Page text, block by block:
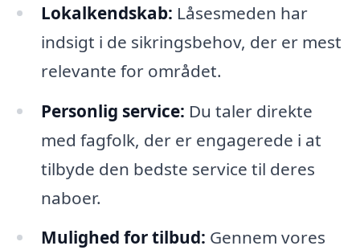
Lokalkendskab: Låsesmeden har
indsigt i de sikringsbehov, der er mest
relevante for området.
Personlig service: Du taler direkte
med fagfolk, der er engagerede i at
tilbyde den bedste service til deres
naboer.
Mulighed for tilbud: Gennem vores